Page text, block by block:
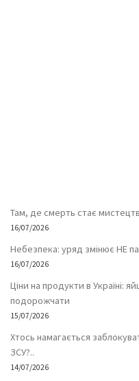
Там, де смерть стає
16/07/2026
Небезпека: уряд змінює НЕ
16/07/2026
Ціни на продукти в Україні:
подорожчати
15/07/2026
Хтось намагається
ЗСУ?..
14/07/2026